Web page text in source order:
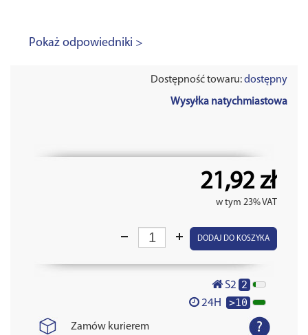
Pokaż odpowiedniki >
Dostępność towaru:dostępny
Wysyłka natychmiastowa
21,92 zł
w tym 23% VAT
DODAJ DO KOSZYKA
S2 2
24H >10
Zamów kurierem